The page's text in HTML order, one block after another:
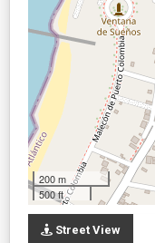
200 m
500 ft
Street View